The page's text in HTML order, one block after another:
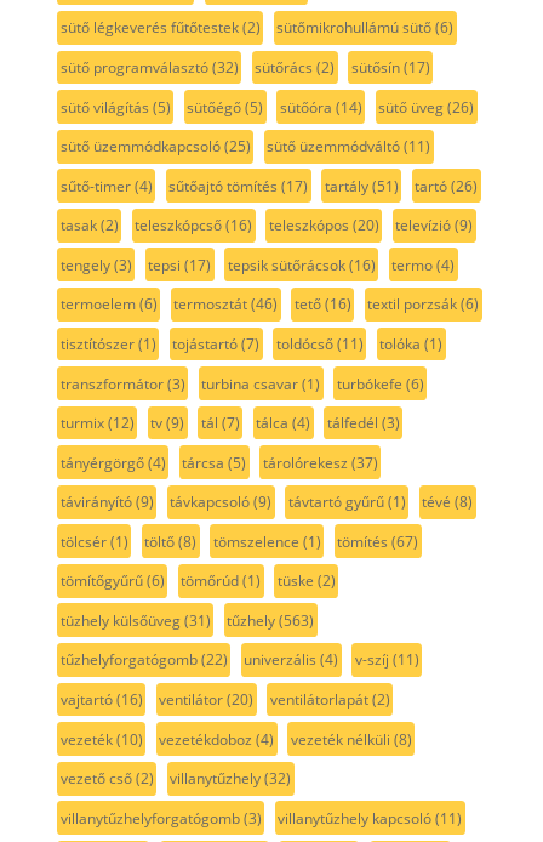
sütő légkeverés fűtőtestek(2) sütőmikrohullámú sütő(6)
sütő programválasztó(32) sütőrács (2) sütősín(17)
sütő világítás (5) sütőégő(5) sütőóra (14) sütő üveg(26)
sütő üzemmódkapcsoló(25) sütő üzemmódváltó(11)
sűtő-timer(4) sűtőajtó tömítés (17) tartály(51) tartó(26)
tasak(2) teleszkópcső(16) teleszkópos (20) televízió(9)
tengely(3) tepsi (17) tepsik sütőrácsok(16) termo(4)
termoelem(6) termosztát(46) tető(16) textil porzsák(6)
tisztítószer(1) tojástartó(7) toldócső(11) tolóka (1)
transzformátor(3) turbina csavar(1) turbókefe (6)
turmix(12) tv(9) tál (7) tálca (4) tálfedél (3)
tányérgörgő(4) tárcsa (5) tárolórekesz (37)
távirányító(9) távkapcsoló(9) távtartó gyűrű(1) tévé (8)
tölcsér(1) töltő(8) tömszelence (1) tömítés (67)
tömítőgyűrű(6) tömőrúd(1) tüske (2)
tüzhely külsőüveg(31) tűzhely(563)
tűzhelyforgatógomb(22) univerzális (4) v-szíj (11)
vajtartó(16) ventilátor(20) ventilátorlapát(2)
vezeték(10) vezetékdoboz (4) vezeték nélküli (8)
vezető cső(2) villanytűzhely(32)
villanytűzhelyforgatógomb(3) villanytűzhely kapcsoló(11)